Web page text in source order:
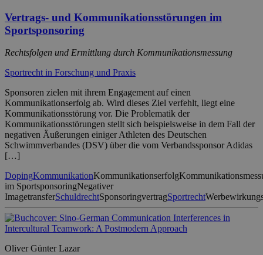
Vertrags- und Kommunikationsstörungen im
Sportsponsoring
Rechtsfolgen und Ermittlung durch Kommunikations­messung
Sportrecht in Forschung und Praxis
Sponsoren zielen mit ihrem Engagement auf einen
Kommunikationserfolg ab. Wird dieses Ziel verfehlt, liegt eine
Kommunikationsstörung vor. Die Problematik der
Kommunikationsstörungen stellt sich beispielsweise in dem Fall der
negativen Äußerungen einiger Athleten des Deutschen
Schwimmverbandes (DSV) über die vom Verbandssponsor Adidas
[…]
DopingKommunikationKommunikationserfolg
im SportsponsoringNegativer
ImagetransferSchuldrechtSponsoringvertragSportrecht
Oliver Günter Lazar